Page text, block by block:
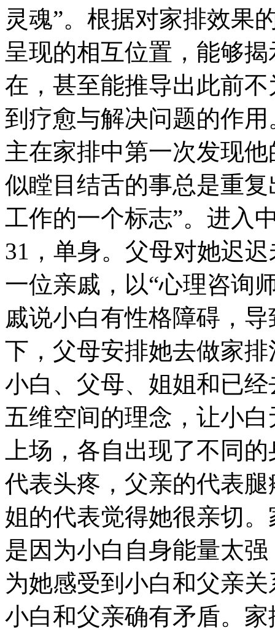
灵魂”。根据对家排效果
呈现的相互位置，能够
在，甚至能推导出此前
到疗愈与解决问题的作
主在家排中第一次发现
似瞠目结舌的事总是重
工作的一个标志”。进入
31，单身。父母对她迟
一位亲戚，以“心理咨询
戚说小白有性格障碍，
下，父母安排她去做家
小白、父母、姐姐和已
五维空间的理念，让小
上场，各自出现了不同
代表头疼，父亲的代表
姐的代表觉得她很亲切
是因为小白自身能量太
为她感受到小白和父亲
小白和父亲确有矛盾。